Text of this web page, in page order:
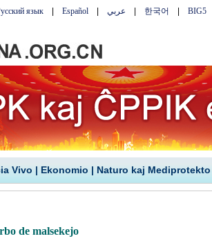
Vivo | Ekonomio | Naturo kaj Mediprotekto
de malsekejo